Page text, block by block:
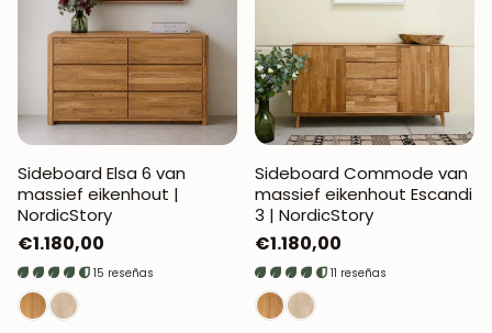
Sideboard Elsa 6 van
massief eikenhout |
NordicStory
Normale
prijs
€1.180,00
15 reseñas
Sideboard Commode van
massief eikenhout Escandi
3 | NordicStory
Normale
prijs
€1.180,00
11 reseñas